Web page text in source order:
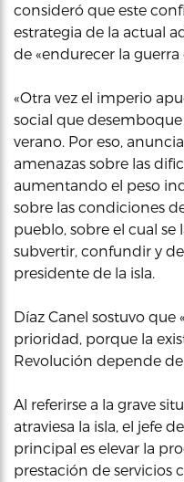
consideró que este
estrategia de la actual
de «endurecer la
«Otra vez el imperio
social que
verano. Por eso,
amenazas sobre las
aumentando el peso
sobre las condiciones
pueblo, sobre el cual
subvertir, confundir y
presidente de la isla.
Díaz Canel sostuvo que
prioridad, porque la
Revolución depende de
Al referirse a la grave
atraviesa la isla, el jefe
principal es elevar la
prestación de servicios